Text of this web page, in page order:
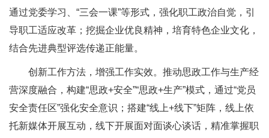
通过党委学习、“三会一课”等形式，强化职工政治自觉，引
导职工适应改革；挖掘企业优良精神，培育特色企业文化，
结合先进典型评选传递正能量。
创新工作方法，增强工作实效。推动思政工作与生产经
营深度融合，构建“思政+安全”“思政+生产”模式，通过“党员
安全责任区”强化安全意识；搭建“线上+线下”矩阵，线上依
托新媒体开展互动，线下开展面对面谈心谈话，精准掌握职